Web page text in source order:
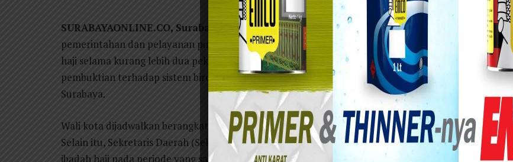
SURABAYAONLINE.CO, Surabaya
– Wali Kota Surabaya Eri Cahyadi memastikan roda
pemerintahan dan pelayanan publik tetap berjalan optimal selama dirinya menunaikan ibadah
haji selama kurang lebih dua pekan. Menurutnya, momentum tersebut sekaligus menjadi
pembuktian terhadap sistem birokrasi yang selama ini dibangun di lingkungan Pemkot
Surabaya.
Wali kota dijadwalkan berangkat menunaikan ibadah haji bersama sang istri, Rini Indriyani.
Selain itu, Sekretaris Daerah (Sekda) Kota Surabaya Lilik Arijanto juga turut menunaikan
ibadah haji pada periode yang sama.